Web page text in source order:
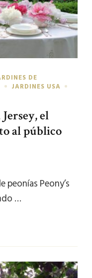
DE
JARDINES USA
el
al público
Peony’s
…